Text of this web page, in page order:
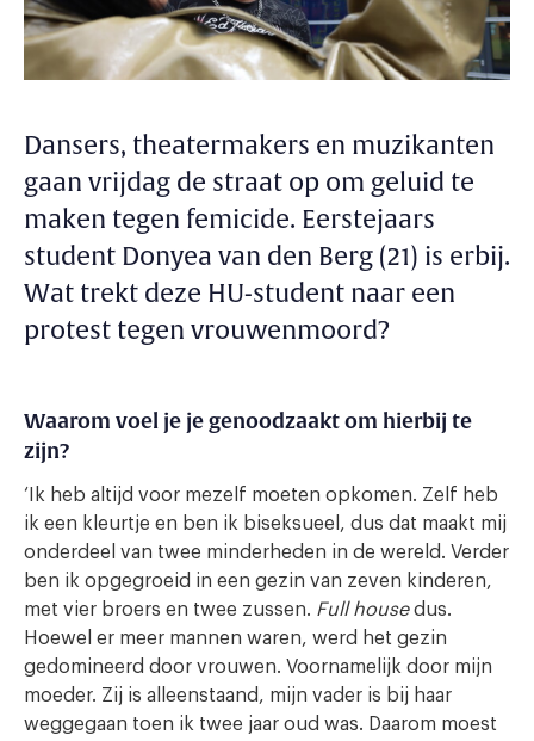
Dansers, theatermakers en muzikanten
gaan vrijdag de straat op om geluid te
maken tegen femicide. Eerstejaars
student Donyea van den Berg (21) is erbij.
Wat trekt deze HU-student naar een
protest tegen vrouwenmoord?
Waarom voel je je genoodzaakt om hierbij te
zijn?
‘Ik heb altijd voor mezelf moeten opkomen. Zelf heb
ik een kleurtje en ben ik biseksueel, dus dat maakt mij
onderdeel van twee minderheden in de wereld. Verder
ben ik opgegroeid in een gezin van zeven kinderen,
met vier broers en twee zussen. Full housedus.
Hoewel er meer mannen waren, werd het gezin
gedomineerd door vrouwen. Voornamelijk door mijn
moeder. Zij is alleenstaand, mijn vader is bij haar
weggegaan toen ik twee jaar oud was. Daarom moest